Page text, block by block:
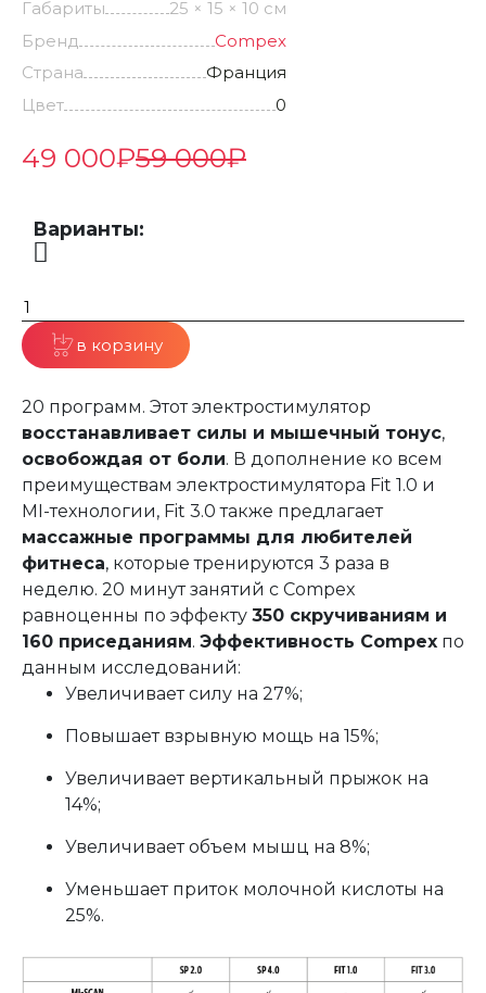
Габариты
25 × 15 × 10 см
Бренд
Compex
Страна
Франция
Цвет
0
59 000₽
49 000₽
Варианты:
в корзину
20 программ. Этот электростимулятор
восстанавливает силы и мышечный тонус,
освобождая от боли. В дополнение ко всем
преимуществам электростимулятора Fit 1.0 и
MI-технологии, Fit 3.0 также предлагает
массажные программы для любителей
фитнеса, которые тренируются 3 раза в
неделю. 20 минут занятий с Compex
равноценны по эффекту 350 скручиваниям и
160 приседаниям. Эффективность Compex по
данным исследований:
Увеличивает силу на 27%;
Повышает взрывную мощь на 15%;
Увеличивает вертикальный прыжок на
14%;
Увеличивает объем мышц на 8%;
Уменьшает приток молочной кислоты на
25%.